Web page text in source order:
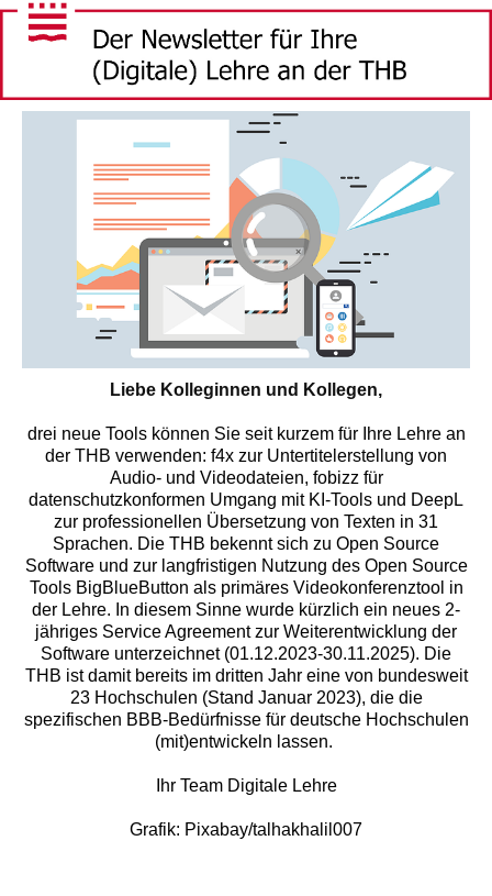
Liebe Kolleginnen und Kollegen,
drei neue Tools können Sie seit kurzem für Ihre Lehre an
der THB verwenden: f4x zur Untertitelerstellung von
Audio- und Videodateien, fobizz für
datenschutzkonformen Umgang mit KI-Tools und DeepL
zur professionellen Übersetzung von Texten in 31
Sprachen. Die THB bekennt sich zu Open Source
Software und zur langfristigen Nutzung des Open Source
Tools BigBlueButton als primäres Videokonferenztool in
der Lehre. In diesem Sinne wurde kürzlich ein neues 2-
jähriges Service Agreement zur Weiterentwicklung der
Software unterzeichnet (01.12.2023-30.11.2025). Die
THB ist damit bereits im dritten Jahr eine von bundesweit
23 Hochschulen (Stand Januar 2023), die die
spezifischen BBB-Bedürfnisse für deutsche Hochschulen
(mit)entwickeln lassen.
Ihr Team Digitale Lehre
Grafik: Pixabay/talhakhalil007